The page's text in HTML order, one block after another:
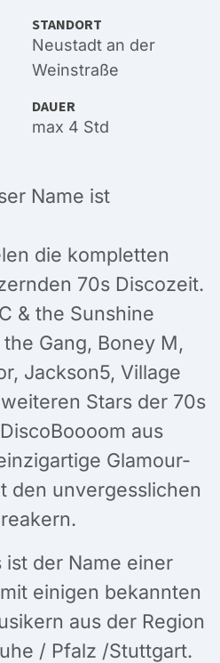
STANDORT
Neustadt an der
Weinstraße
DAUER
max 4 Std
Name ist
die kompletten
70s Discozeit.
& the Sunshine
Gang, Boney M,
Jackson5, Village
Stars der 70s
aus
Glamour-
den unvergesslichen
ist der Name einer
einigen bekannten
aus der Region
/ Pfalz /Stuttgart.